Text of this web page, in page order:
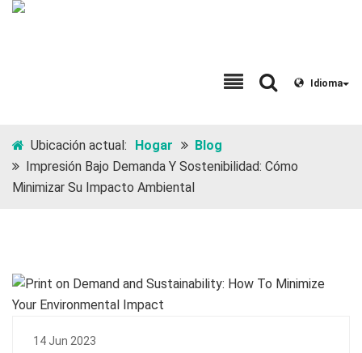
Idioma
Ubicación actual: Hogar
Blog
Impresión Bajo Demanda Y Sostenibilidad: Cómo
Minimizar Su Impacto Ambiental
14 Jun 2023